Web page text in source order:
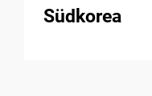
Südkorea